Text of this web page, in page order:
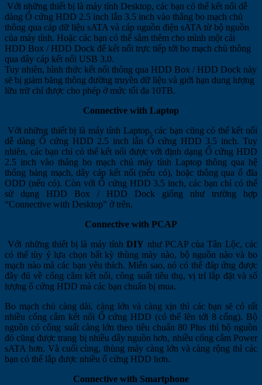
Với những thiết bị là máy tính Desktop, các bạn có thể kết nối dễ
dàng Ổ cứng HDD 2.5 inch lẫn 3.5 inch vào thẳng bo mạch chủ
thông qua cáp dữ liệu sATA và cáp nguồn điện sATA từ bộ nguồn
của máy tính. Hoặc các bạn có thể sắm thêm cho mình một cái
HDD Box / HDD Dock để kết nối trực tiếp tới bo mạch chủ thông
qua dây cáp kết nối USB 3.0.
Tuy nhiên, hình thức kết nối thông qua HDD Box / HDD Dock này
sẽ bị giảm băng thông đường truyền dữ liệu và giới hạn dung lượng
lữu trữ chỉ được cho phép ở mức tối đa 10TB.
Connective with Laptop
Với những thiết bị là máy tính Laptop, các bạn cũng có thể kết nối
dễ dàng Ổ cứng HDD 2.5 inch lẫn Ổ cứng HDD 3.5 inch. Tuy
nhiên, các bạn chỉ có thể kết nối được với định dạng Ổ cứng HDD
2.5 inch vào thẳng bo mạch chủ máy tính Laptop thông qua hệ
thống bảng mạch, dây cáp kết nối (nếu có), hoặc thông qua ổ đĩa
ODD (nếu có). Còn với Ổ cứng HDD 3.5 inch, các bạn chỉ có thể
sử dụng HDD Box / HDD Dock giống như trường hợp
“Connective with Desktop” ở trên.
Connective with PCAP
Với những thiết bị là máy tínhDIY như PCAP của Tân Lộc, các
có thể tùy ý lựa chọn bất kỳ thùng mày nào, bộ nguồn nào và bo
mạch nào mà các bạn yêu thích. Miễn sao, nó có thể đáp ứng được
đầy đủ về cổng cắm kết nối, công suất tiêu thụ, vị trí lắp đặt và số
lượng ổ cứng HDD mà các bạn chuẩn bị mua.
Bo mạch chủ càng dài, càng lớn và càng xịn thì các bạn sẽ có rất
nhiều cổng cắm kết nối Ổ cứng HDD (có thể lên tới 8 cổng). Bộ
nguồn có công suất càng lớn theo tiêu chuẩn 80 Plus thì bộ nguồn
đó cũng được trang bị nhiều dây nguồn hơn, nhiều cổng cắm Power
sATA hơn. Và cuối cùng, thùng máy càng lớn và càng rộng thì các
bạn có thể lắp được nhiều ổ cứng HDD hơn.
Connective with Smartphone